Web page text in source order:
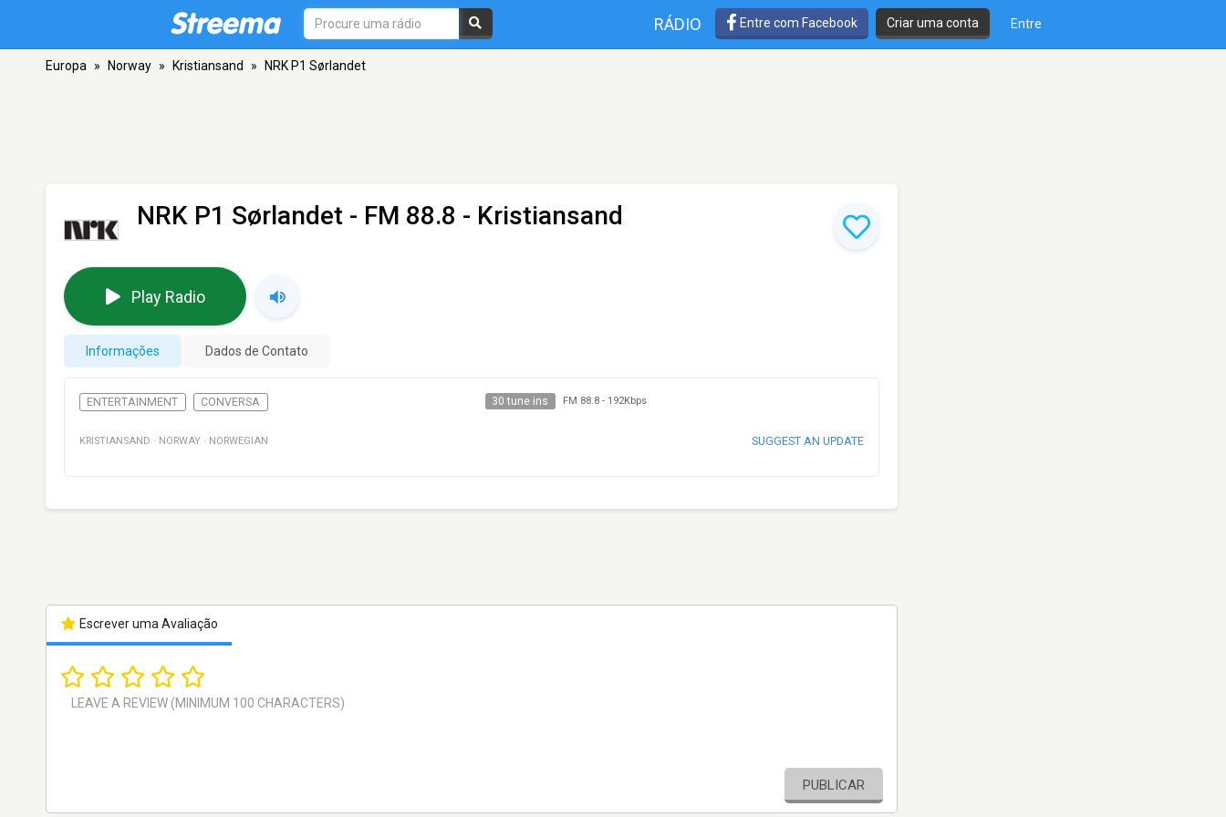
RÁDIO Entre com Facebook Criar uma conta Entre
Europa » Norway » Kristiansand » NRK P1 Sørlandet
NRK P1 Sørlandet - FM 88.8 - Kristiansand
Play Radio
Informações Dados de Contato
ENTERTAINMENT CONVERSA 30 tune ins FM 88.8- 192Kbps
KRISTIANSAND · NORWAY · NORWEGIAN SUGGEST AN UPDATE
Escrever uma Avaliação
PUBLICAR